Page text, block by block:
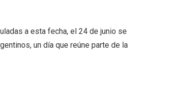
a esta fecha, el 24 de junio se
un día que reúne parte de la